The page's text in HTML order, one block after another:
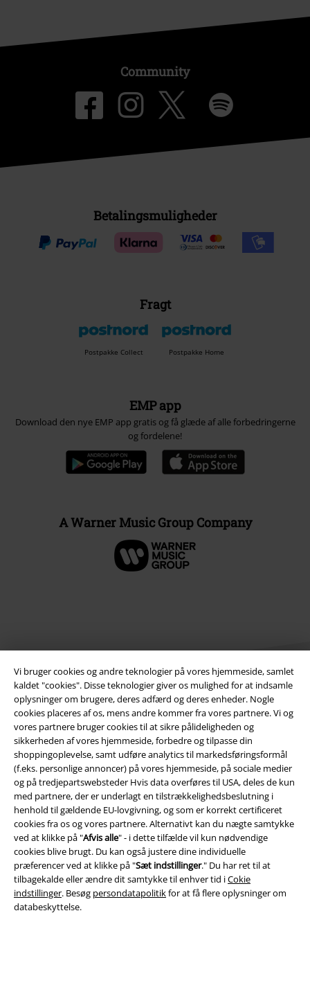
Vi bruger cookies og andre teknologier på vores hjemmeside, samlet
kaldet "cookies". Disse teknologier giver os mulighed for at indsamle
oplysninger om brugere, deres adfærd og deres enheder. Nogle
cookies placeres af os, mens andre kommer fra vores partnere. Vi og
vores partnere bruger cookies til at sikre pålideligheden og
sikkerheden af ​​vores hjemmeside, forbedre og tilpasse din
shoppingoplevelse, samt udføre analytics til markedsføringsformål
(f.eks. personlige annoncer) på vores hjemmeside, på sociale medier
og på tredjepartswebsteder Hvis data overføres til USA, deles de kun
med partnere, der er underlagt en tilstrækkelighedsbeslutning i
henhold til gældende EU-lovgivning, og som er korrekt certificeret
cookies fra os og vores partnere. Alternativt kan du nægte samtykke
ved at klikke på "Afvis alle" - i dette tilfælde vil kun nødvendige
cookies blive brugt. Du kan også justere dine individuelle
præferencer ved at klikke på "Sæt indstillinger." Du har ret til at
tilbagekalde eller ændre dit samtykke til enhver tid iCokie
indstillinger. Besøg persondatapolitikfor at få flere oplysninger om
databeskyttelse.
Community
Betalingsmuligheder
Fragt
Postpakke Collect Postpakke Home
EMP app
Download den nye EMP app gratis og få glæde af alle forbedringerne
og fordelene!
A Warner Music Group Company
Juridisk
Salgs-, medlems- & leveringsbetingelser
Om EMP Danmark
Persondatapolitik
Bortskaffelse af affald og miljøbeskyttelse
Overensstemmelseserklæring
Oplysninger om tilgængelighed